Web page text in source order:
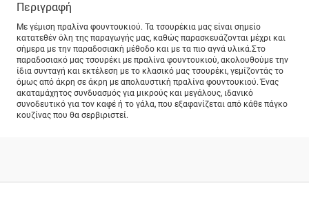
Περιγραφή
Με γέμιση πραλίνα φουντουκιού. Τα τσουρέκια μας είναι σημείο
κατατεθέν όλη της παραγωγής μας, καθώς παρασκευάζονται μέχρι και
σήμερα με την παραδοσιακή μέθοδο και με τα πιο αγνά υλικά.Στο
παραδοσιακό μας τσουρέκι με πραλίνα φουντουκιού, ακολουθούμε την
ίδια συνταγή και εκτέλεση με το κλασικό μας τσουρέκι, γεμίζοντάς το
όμως από άκρη σε άκρη με απολαυστική πραλίνα φουντουκιού. Ένας
ακαταμάχητος συνδυασμός για μικρούς και μεγάλους, ιδανικό
συνοδευτικό για τον καφέ ή το γάλα, που εξαφανίζεται από κάθε πάγκο
κουζίνας που θα σερβιριστεί.